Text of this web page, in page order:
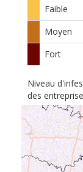
Faible
Moyen
Fort
Niveau
des